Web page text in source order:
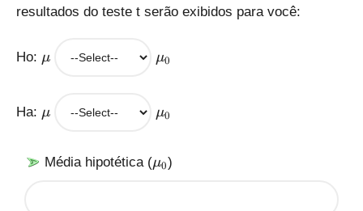
resultados do teste t serão exibidos para você:
Ho: m
μ
m
0
μ0
Ha: m
μ
m
_
0
μ0
Média hipotética (\
μ0)